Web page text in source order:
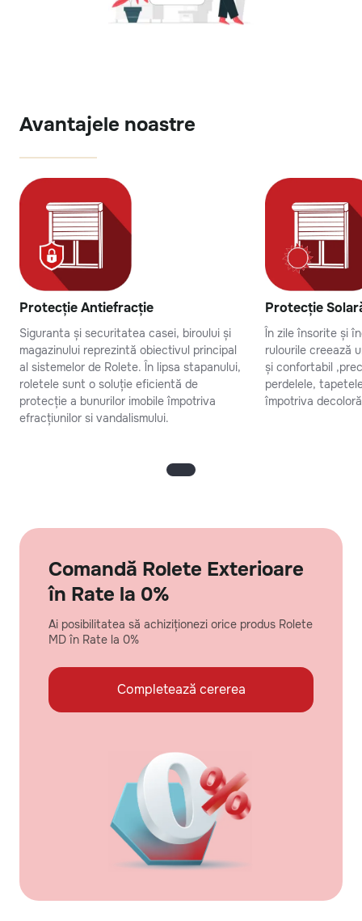
Avantajele noastre
Protecție Antiefracție
Siguranta și securitatea casei, biroului și
magazinului reprezintă obiectivul principal
al sistemelor de Rolete. În lipsa stapanului,
roletele sunt o soluție eficientă de
protecție a bunurilor imobile împotriva
efracțiunilor si vandalismului.
Protecție
În zile însorite și
rulourile creează
și confortabil
perdelele,
împotriva
Comandă Rolete Exterioare
în Rate la 0%
Ai posibilitatea să achiziționezi orice produs Rolete
MD în Rate la 0%
Completează cererea